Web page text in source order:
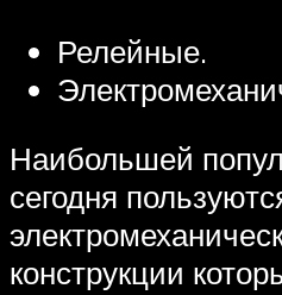
Релейные.
Наибольшей
сегодня
конструкции